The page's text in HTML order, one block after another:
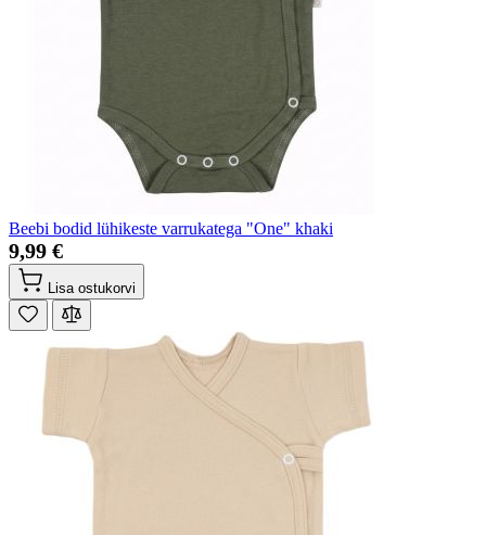
Beebi bodid lühikeste varrukatega "One" khaki
9,99 €
Lisa ostukorvi